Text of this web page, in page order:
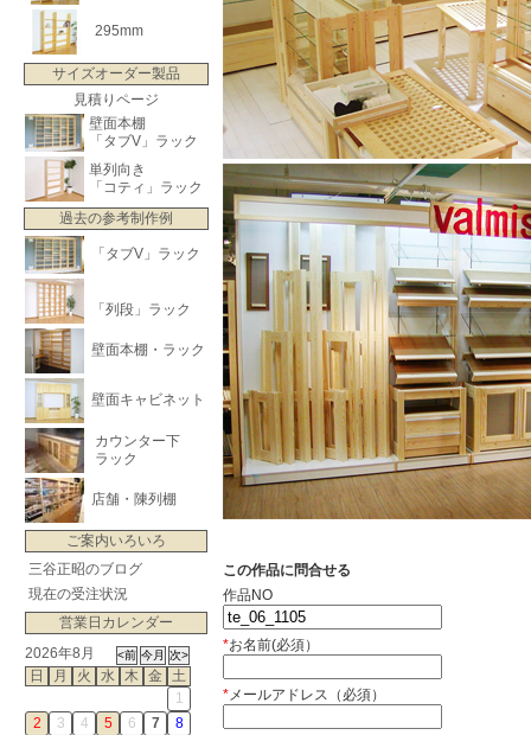
295mm
サイズオーダー製品
見積りページ
壁面本棚
「タブV」ラック
単列向き
「コティ」ラック
過去の参考制作例
「タブV」ラック
「列段」ラック
壁面本棚・ラック
壁面キャビネット
カウンター下
ラック
店舗・陳列棚
ご案内いろいろ
三谷正昭のブログ
現在の受注状況
営業日カレンダー
2026年8月
日
月 火 水 木 金
土
1
2
3 4 5 6 7
8
この作品に問合せる
作品NO
*お名前(必須）
*メールアドレス（必須）